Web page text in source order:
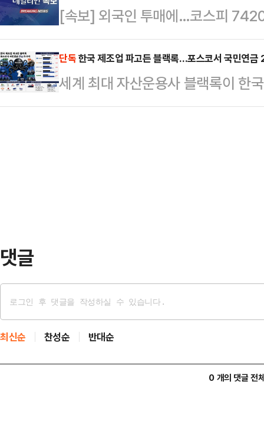
이어졌지만 최종 합의에는 이르지
부분은 성과급…
[속보] 외국인 투매에…코스피
단독한국 제조업 파고든 블랙록…포스코서 국민연금
세계 최대 자산운용사 블랙록이 한
업에 대한 투자 보폭을 넓히며 존재
댓글
최신순 찬성순 반대순
0 개의 댓글 전